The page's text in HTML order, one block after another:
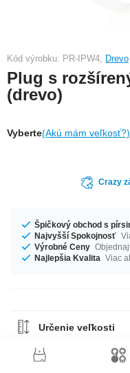
Kód výrobku: PR-IPW4, Drevo
Plug s
(drevo)
Vyberte(Akú mám veľkosť?)
Crazy
Špičkový obchod s
Najvyšší Spokojnosť
Výrobné Ceny
Najlepšia Kvalita Viac
Určenie veľkosti
Sprievodca